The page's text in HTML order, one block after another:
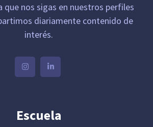
que nos sigas en nuestros perfiles
diariamente contenido de
interés.
Escuela